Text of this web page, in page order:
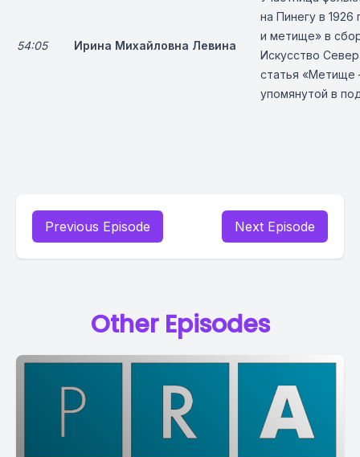
54:05 Ирина Михайловна Левина
на Пинегу в
и метище» в
Искусство
статья «Метище
упомянутой в
Previous Episode Next Episode
Other Episodes